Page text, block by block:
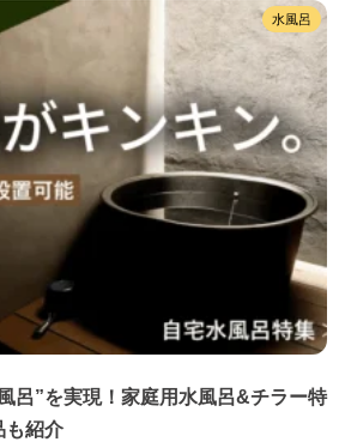
水風呂
呂”を実現！家庭用水風呂&チラー特
も紹介